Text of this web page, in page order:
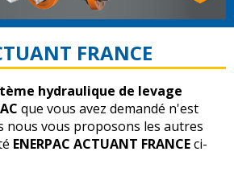
FRANCE
hydraulique de levage
que vous avez demandé n'est
nous vous proposons les autres
ENERPAC ACTUANT FRANCEci-